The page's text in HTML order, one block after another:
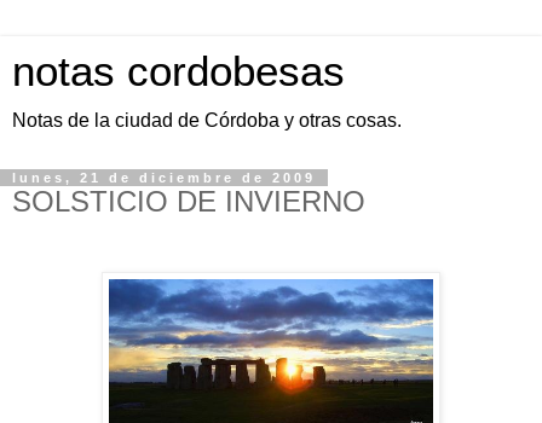
notas cordobesas
Notas de la ciudad de Córdoba y otras cosas.
lunes, 21 de diciembre de 2009
SOLSTICIO DE INVIERNO